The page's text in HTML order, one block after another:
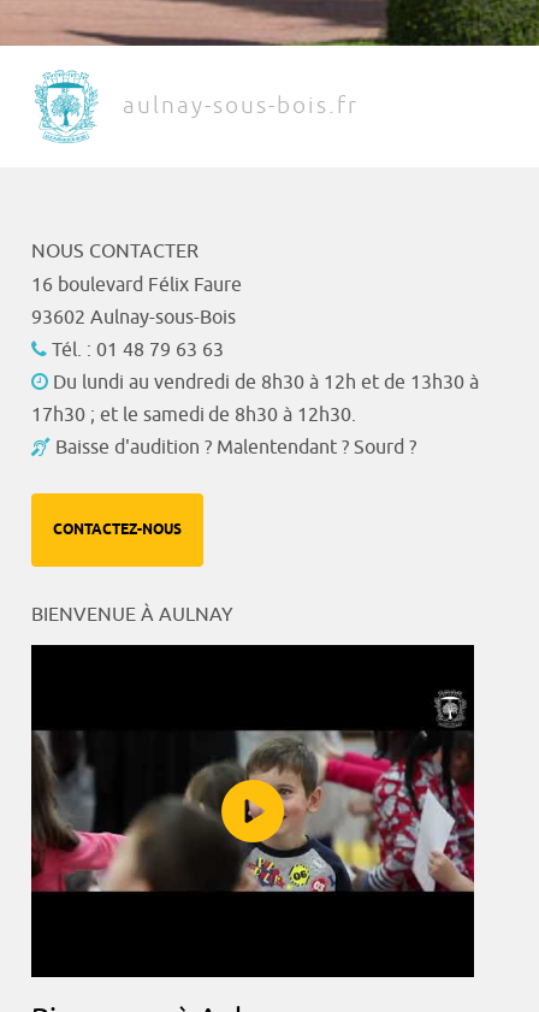
aulnay-sous-bois.fr
NOUS CONTACTER
16 boulevard Félix Faure
93602 Aulnay-sous-Bois
Tél. : 01 48 79 63 63
Du lundi au vendredi de 8h30 à 12h et de 13h30 à
17h30 ; et le samedi de 8h30 à 12h30.
Baisse d'audition ? Malentendant ? Sourd ?
CONTACTEZ-NOUS
BIENVENUE À AULNAY